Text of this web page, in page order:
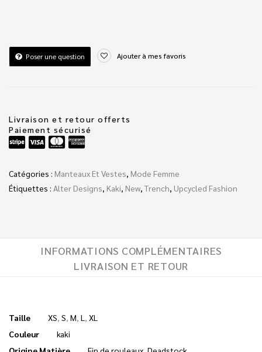
Poser une question Ajouter à mes favoris
Livraison et retour offerts
Paiement sécurisé
Catégories : Manteaux Et Vestes Mode Femme
Étiquettes : Alter Designs Kaki New Trench Upcycled Fashion
INFORMATIONS COMPLÉMENTAIRES
LIVRAISON ET RETOUR
Taille XS, S, M, L , XL
Couleur
kaki